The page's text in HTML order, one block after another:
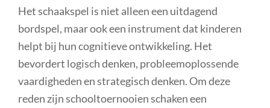
Het schaakspel is niet alleen een uitdagend
bordspel, maar ook een instrument dat kinderen
helpt bij hun cognitieve ontwikkeling. Het
bevordert logisch denken, probleemoplossende
vaardigheden en strategisch denken. Om deze
reden zijn schooltoernooien schaken een